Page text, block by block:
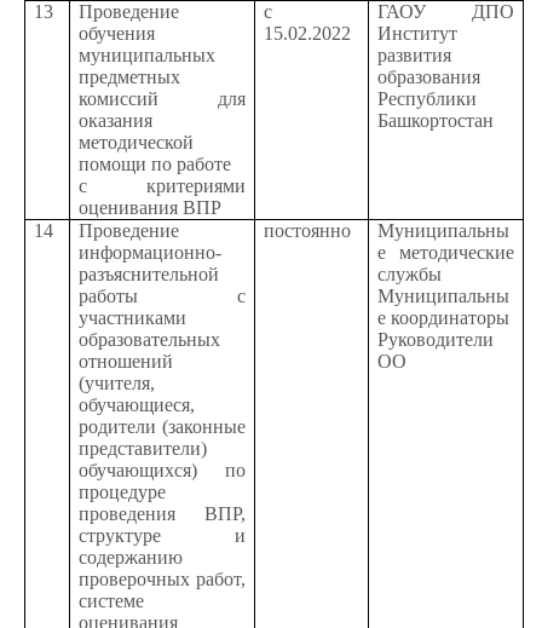
13
Проведение
обучения
муниципальных
предметных
комиссий для
оказания
методической
помощи по работе
с критериями
оценивания ВПР
с
15.02.2022
ГАОУ ДПО
Институт
развития
образования
Республики
Башкортостан
14
Проведение
информационно-
разъяснительной
работы с
участниками
образовательных
отношений
(учителя,
обучающиеся,
родители (законные
представители)
обучающихся) по
процедуре
проведения ВПР,
структуре и
содержанию
проверочных работ,
системе
оценивания
постоянно
Муниципальны
е методические
службы
Муниципальны
е координаторы
Руководители
ОО